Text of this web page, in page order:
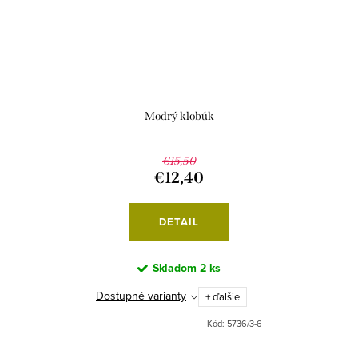
Modrý klobúk
€15,50
€12,40
DETAIL
Skladom 2 ks
Dostupné varianty + ďalšie
Kód: 5736/3-6